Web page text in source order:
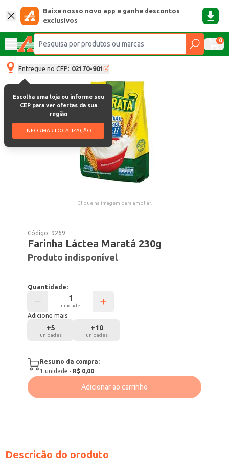
Baixe nosso novo app e ganhe descontos
exclusivos
0
Entregue no CEP: 02170-901
Escolha uma loja ou informe seu
CEP para ver ofertas da sua
região
INFORMAR LOCALIZAÇÃO
Clique na imagem para ampliar.
Código: 9269
Farinha Láctea Maratá 230g
Produto indisponível
Quantidade:
unidade
Adicione mais:
+5
unidades
+10
unidades
Resumo da compra:
1 unidade · R$ 0,00
Adicionar ao carrinho
Descrição do produto